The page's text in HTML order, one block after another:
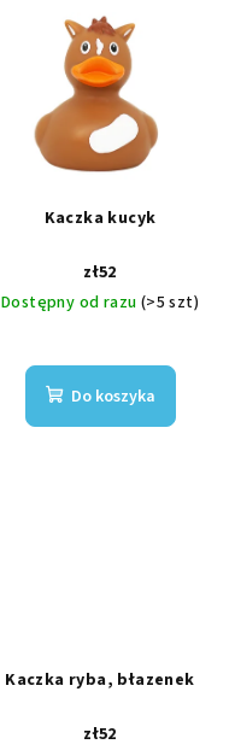
Kaczka kucyk
zł52
Dostępny od razu (>5 szt)
Do koszyka
Kaczka ryba, błazenek
zł52